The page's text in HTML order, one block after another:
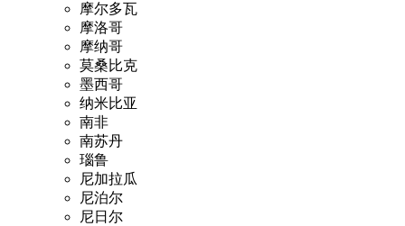
摩尔多瓦
摩洛哥
摩纳哥
莫桑比克
墨西哥
纳米比亚
南非
南苏丹
瑙鲁
尼加拉瓜
尼泊尔
尼日尔